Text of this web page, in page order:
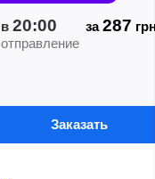
в 20:00 за287
отправление
Заказать